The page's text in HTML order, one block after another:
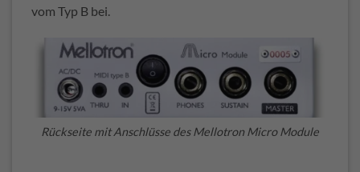
vom Typ B bei.
Rückseite mit Anschlüsse des Mellotron Micro Module